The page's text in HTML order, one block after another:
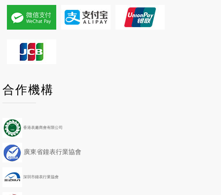
合作機構
香港表廠商會有限公司
廣東省鐘表行業協會
深圳市鐘表行業協會
r
e
o
s
a
r
e
i
o
u
s
M
o
n
N
e
x
Y
e
a
r
N
e
x